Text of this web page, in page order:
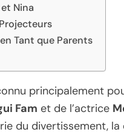
Nina
Tant que Parents
principalement
Fam et de l’actrice
du divertissement,